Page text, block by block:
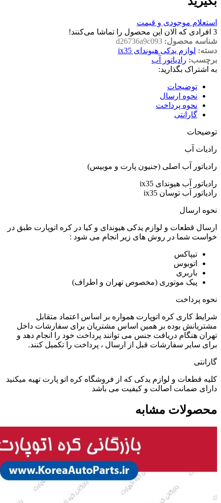
استعلام موجودی و قیمت
3 افرادی که الان این محصول را تماشا می‌کنند!
شناسه محصول: d26736a9c093
دسته: لوازم یدکی هیوندای ix35
برچسب: رادیاتور آب
به اشتراک بگذارید:
توضیحات
نحوه ارسال
نحوه پرداخت
گارانتی
توضیحات
رادیات آب
رادیاتور آب اصلی (جنیون پارت و موبیس)
رادیاتور آب هیوندای ix35
رادیاتور آب توسان ix35
نحوه ارسال
ارسال قطعات و لوازم یدکی هیوندای و کیا در کره اتوپارت طبق در
خواست شما در روش های زیر انجام می شود :
تیپاکس
اتوبوس
باربری
پیک موتوری (مخصوص تهران و اطراف)
نحوه پرداخت
شرایط کاری کره اتوپارت همواره بر اساس اعتماد متقابل
مشتریانش بوده بر همین اساس مشتریان برای سفارشات داخل
تهران هنگام دریافت جنس می توانند پرداخت خود را انجام دهد و
برای سایر سفارشات قبل از ارسال ، پرداخت را تکمیل کنند.
گارانتی
کلیه قطعات و لوازم یدکی که از فروشگاه کره اتو پارت تهیه میکنید
دارای ضمانت اصالت و کیفیت می باشد
محصولات مشابه